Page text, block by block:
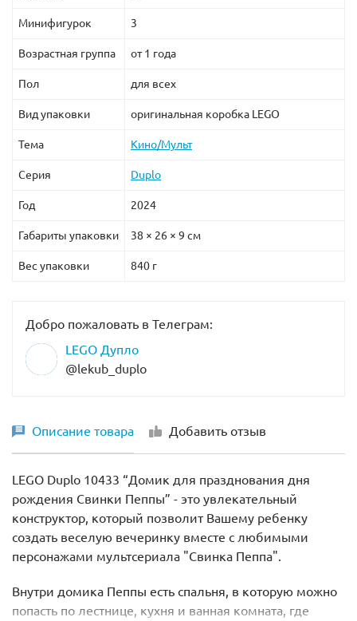
Минифигурок 3
Возрастная группа от 1 года
Пол для всех
Вид упаковки оригинальная коробка LEGO
Тема Кино/Мульт
Серия Duplo
Год 2024
Габариты упаковки 38 × 26 × 9 см
Вес упаковки 840 г
Добро пожаловать в Телеграм:
LEGO Дупло
@lekub_duplo
Описание товара Добавить отзыв
LEGO Duplo 10433 “Домик для празднования дня
рождения Свинки Пеппы” - это увлекательный
конструктор, который позволит Вашему ребенку
создать веселую вечеринку вместе с любимыми
персонажами мультсериала "Свинка Пеппа".
Внутри домика Пеппы есть спальня, в которую можно
попасть по лестнице, кухня и ванная комната, где